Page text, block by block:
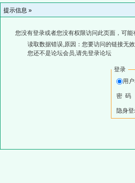
提示信息 »
您没有登录或者您没有权限访问此页面，可能
读取数据错误,原因：您要访问的链接无
您还不是论坛会员,请先登录论坛
登录
用
密 码
隐身